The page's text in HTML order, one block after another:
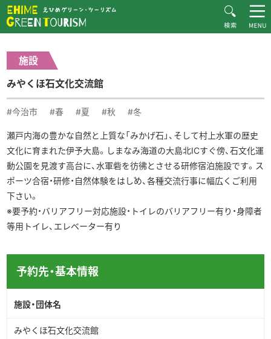
お知らせ
おすすめプラン
体験・施設紹介
逸品紹介
体験談
ダウンロード
ムービー
愛媛県グリーン・ツーリズム推進協議会について
プライバシーポリシー
▶︎English
施設
みやくぼ石文化交流館
#今治市 #春 #夏 #秋 #冬
瀬戸内海の豊かな自然と上質な「みかげ石」、そして村上水軍の歴史
文化に育まれた伊予大島。しまなみ海道の大島北ICすぐ傍、石文化運
動公園を見渡す高台に、水軍砦を彷彿とさせる研修宿泊施設です。ス
ポーツ合宿・研修・自然体験をはじめ、各種交流行事に幅広くご利用
下さい。
※要予約・バリアフリー対応施設・トイレのバリアフリー有り・身障者
等用トイレ、エレベーター有り
予約先・基本情報
施設・団体名
みやくぼ石文化交流館